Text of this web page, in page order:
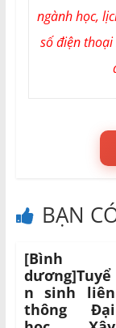
ngành học,
số điện
BẠN
[Bình
dương]Tuyể
n sinh liên
thông Đại